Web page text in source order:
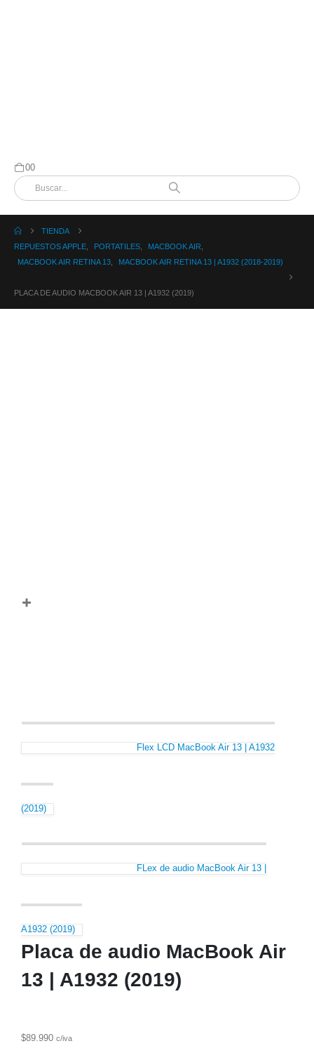
00
TIENDA
REPUESTOS APPLE
PORTATILES MACBOOK AIR
MACBOOK AIR RETINA 13
MACBOOK AIR RETINA 13 | A1932 (2018-2019)
PLACA DE AUDIO MACBOOK AIR 13 | A1932 (2019)
Flex LCD MacBook Air 13 | A1932
(2019)
FLex de audio MacBook Air 13 |
A1932 (2019)
Placa de audio MacBook Air
13 | A1932 (2019)
$89.990 c/iva